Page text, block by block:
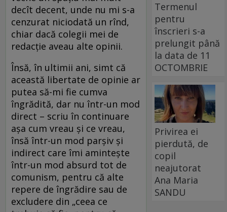
decît decent, unde nu mi s-a
cenzurat niciodată un rînd,
chiar dacă colegii mei de
redacție aveau alte opinii.
Însă, în ultimii ani, simt că
această libertate de opinie ar
putea să-mi fie cumva
îngrădită, dar nu într-un mod
direct – scriu în continuare
așa cum vreau și ce vreau,
însă într-un mod parșiv și
indirect care îmi amintește
într-un mod absurd tot de
comunism, pentru că alte
repere de îngrădire sau de
excludere din „ceea ce
Termenul
pentru
înscrieri s-a
prelungit până
la data de 11
OCTOMBRIE
Privirea ei
pierdută, de
copil
neajutorat
Ana Maria
SANDU